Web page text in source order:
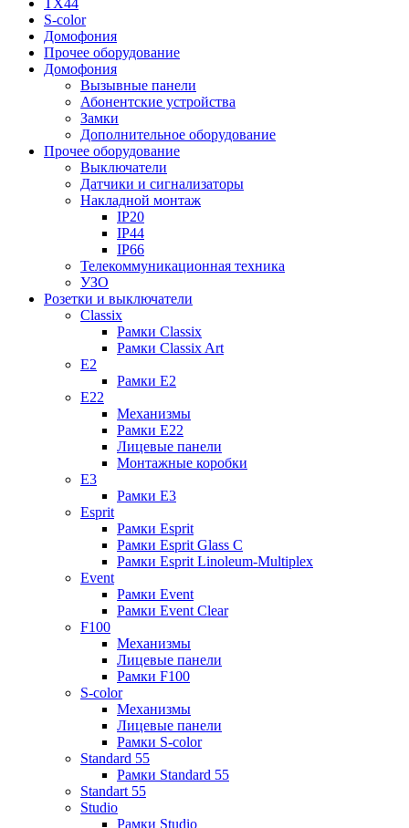
TX44
S-color
Домофония
Прочее оборудование
Домофония
Вызывные панели
Абонентские устройства
Замки
Дополнительное оборудование
Прочее оборудование
Выключатели
Датчики и сигнализаторы
Накладной монтаж
IP20
IP44
IP66
Телекоммуникационная техника
УЗО
Розетки и выключатели
Classix
Рамки Classix
Рамки Classix Art
E2
Рамки E2
E22
Механизмы
Рамки E22
Лицевые панели
Монтажные коробки
E3
Рамки E3
Esprit
Рамки Esprit
Рамки Esprit Glass C
Рамки Esprit Linoleum-Multiplex
Event
Рамки Event
Рамки Event Clear
F100
Механизмы
Лицевые панели
Рамки F100
S-color
Механизмы
Лицевые панели
Рамки S-color
Standard 55
Рамки Standard 55
Standart 55
Studio
Рамки Studio